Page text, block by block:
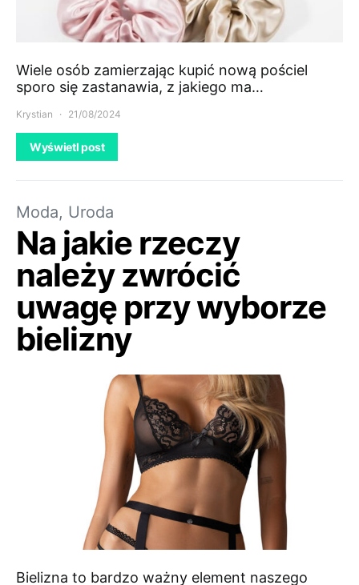
Wiele osób zamierzając kupić nową pościel
sporo się zastanawia, z jakiego ma…
Krystian 21/08/2024
Wyświetl post
Moda, Uroda
Na jakie rzeczy
należy zwrócić
uwagę przy wyborze
bielizny
Bielizna to bardzo ważny element naszego